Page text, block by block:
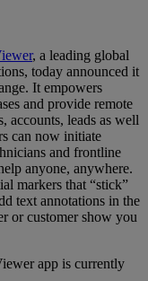
, a leading global
today announced it
It empowers
and provide remote
accounts, leads as well
can now initiate
and frontline
anyone, anywhere.
markers that “stick”
text annotations in the
or customer show you
app is currently